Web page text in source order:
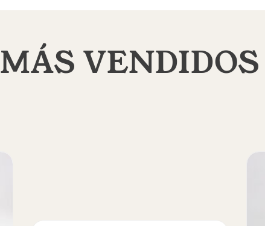
MÁS VENDIDOS